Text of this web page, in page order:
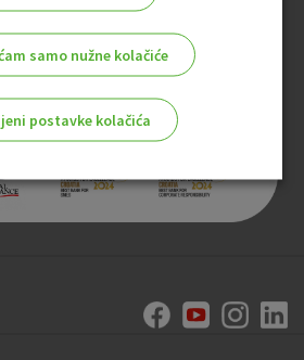
samo nužne kolačiće
postavke kolačića